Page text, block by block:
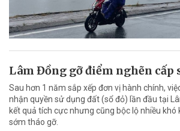
Lâm Đồng gỡ điểm nghẽn cấp
Sau hơn 1 năm sắp xếp đơn vị hành chính,
nhận quyền sử dụng đất (sổ đỏ) lần đầu tại
kết quả tích cực nhưng cũng bộc lộ nhiều khó
sớm tháo gỡ.